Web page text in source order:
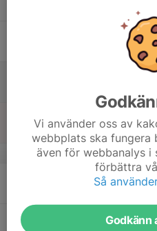
20
Vi använder oss av
webbplats ska fungera
även för webbanalys
förbättra
Så
Godkänn